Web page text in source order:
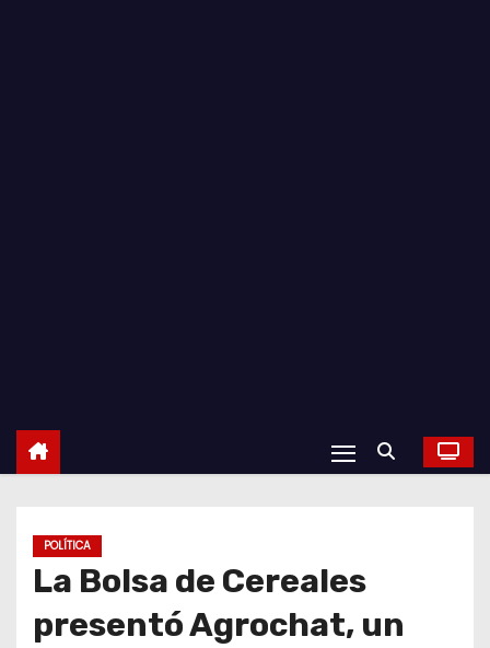
POLÍTICA
La Bolsa de Cereales
presentó Agrochat, un